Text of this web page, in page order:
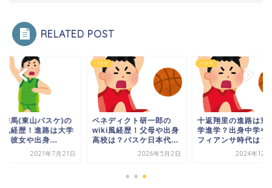
RELATED POST
秀馬(東山バスケ)の
経歴！進路は大学
？彼女や出身...
2021年7月21日
バスケ
ベネディクト研一郎の
wiki風経歴！父母や出身
高校は？バスケ日本代...
2026年5月2日
バスケ
十返翔里の進路は東
学進学？出身中学や
フィアンサ時代は？
2024年12